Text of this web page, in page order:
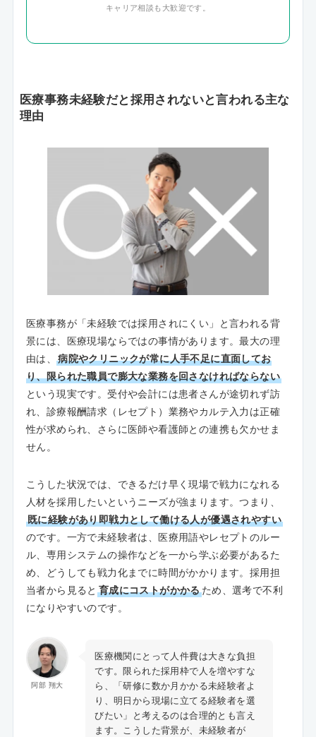
キャリア相談も大歓迎です。
医療事務未経験だと採用されないと言われる主な
理由
医療事務が「未経験では採用されにくい」と言われる背
景には、医療現場ならではの事情があります。最大の理
由は、病院やクリニックが常に人手不足に直面してお
り、限られた職員で膨大な業務を回さなければならない
という現実です。受付や会計には患者さんが途切れず訪
れ、診療報酬請求（レセプト）業務やカルテ入力は正確
性が求められ、さらに医師や看護師との連携も欠かせま
せん。
こうした状況では、できるだけ早く現場で戦力になれる
人材を採用したいというニーズが強まります。つまり、
既に経験があり即戦力として働ける人が優遇されやすい
のです。一方で未経験者は、医療用語やレセプトのルー
ル、専用システムの操作などを一から学ぶ必要があるた
め、どうしても戦力化までに時間がかかります。採用担
当者から見ると 育成にコストがかかるため、選考で不利
になりやすいのです。
阿部 翔大
医療機関にとって人件費は大きな負担
です。限られた採用枠で人を増やすな
ら、「研修に数か月かかる未経験者よ
り、明日から現場に立てる経験者を選
びたい」と考えるのは合理的とも言え
ます。こうした背景が、未経験者が